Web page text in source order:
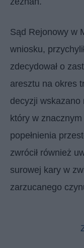
Sąd Rejonowy w
wniosku,
zdecydował o
aresztu na okres
decyzji wskazano
który w
popełnienia
zwrócił również
surowej kary w
zarzucanego